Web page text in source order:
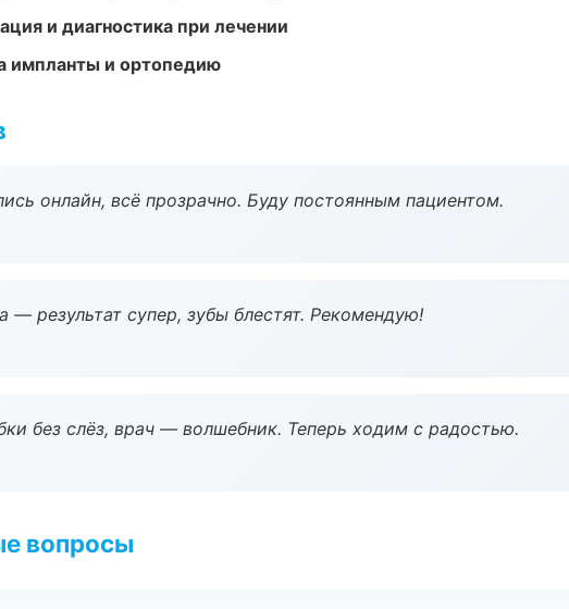
и диагностика при лечении
импланты и ортопедию
онлайн, всё прозрачно. Буду постоянным пациентом.
— результат супер, зубы блестят. Рекомендую!
без слёз, врач — волшебник. Теперь ходим с радостью.
вопросы